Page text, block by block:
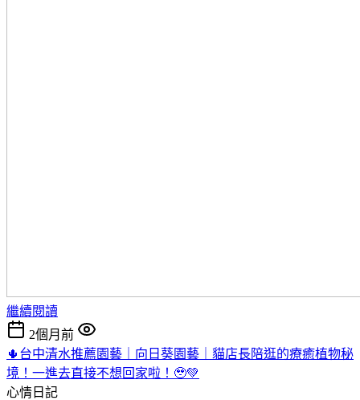
繼續閱讀
2個月前
🌵台中清水推薦園藝｜向日葵園藝｜貓店長陪逛的療癒植物秘
境！一進去直接不想回家啦！🥹💚
心情日記